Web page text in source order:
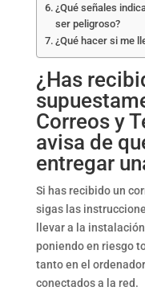
¿Qué señales
ser peligroso?
¿Qué hacer si me
¿Has
Correos y
avisa de
entregar
Si has recibido un
sigas las
llevar a la
poniendo en riesgo
tanto en el
conectados a la red.